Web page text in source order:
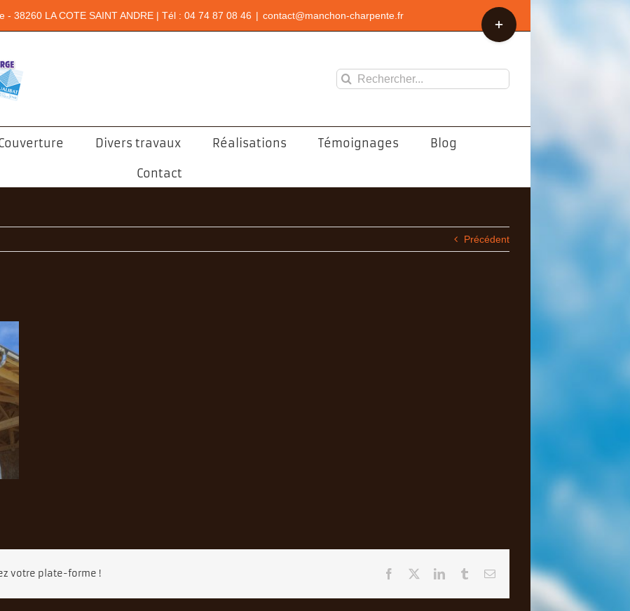
38260 LA COTE SAINT ANDRE | Tél : 04 74 87 08 46 | contact@manchon-charpente.fr
Rechercher:
Divers travaux Réalisations Témoignages Blog
Contact
Précédent
votre plate-forme ! Facebook LinkedInTumblrEmail
Bascule
de
la
de